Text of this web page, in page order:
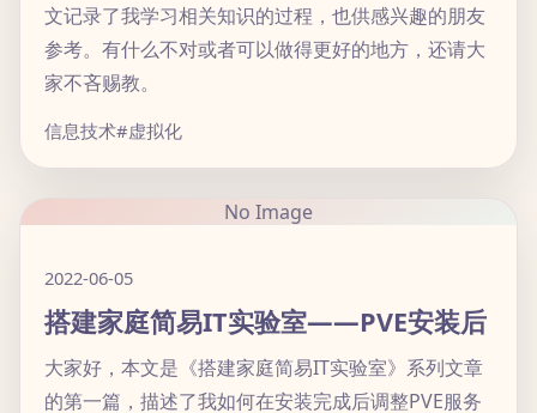
文记录了我学习相关知识的过程，也供感兴趣的朋友
参考。有什么不对或者可以做得更好的地方，还请大
家不吝赐教。
信息技术#虚拟化
No Image
2022-06-05
搭建家庭简易IT实验室——PVE安装后
大家好，本文是《搭建家庭简易IT实验室》系列文章
的第一篇，描述了我如何在安装完成后调整PVE服务